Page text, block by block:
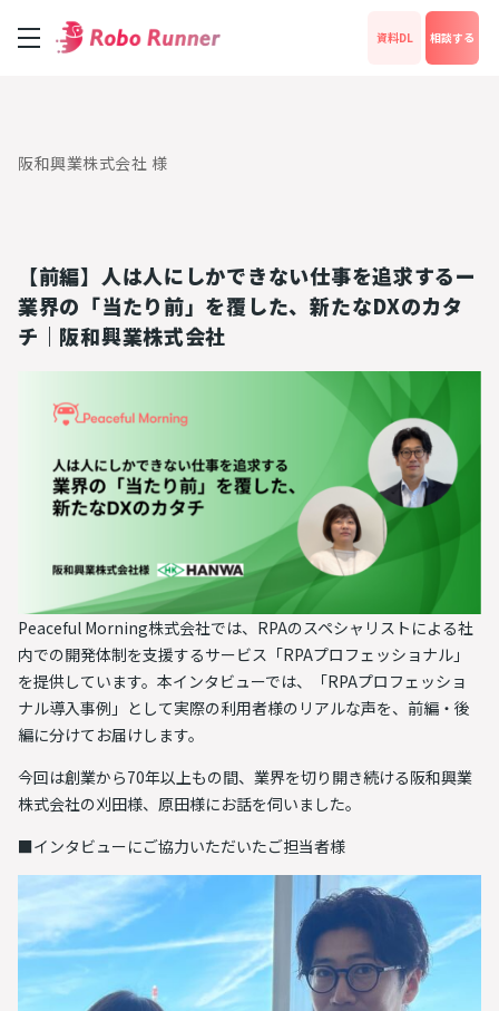
成功事例
News
運営会社
資料DL 相談する
阪和興業株式会社 様
【前編】人は人にしかできない仕事を追求するー
業界の「当たり前」を覆した、新たなDXのカタ
チ｜阪和興業株式会社
Peaceful Morning株式会社では、RPAのスペシャリストによる社
内での開発体制を支援するサービス「RPAプロフェッショナル」
を提供しています。本インタビューでは、「RPAプロフェッショ
ナル導入事例」として実際の利用者様のリアルな声を、前編・後
編に分けてお届けします。
今回は創業から70年以上もの間、業界を切り開き続ける阪和興業
株式会社の刈田様、原田様にお話を伺いました。
■インタビューにご協力いただいたご担当者様